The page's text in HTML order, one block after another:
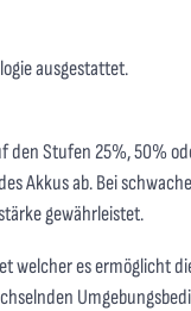
ausgestattet.
Stufen 25%, 50%
Akkus ab. Bei
gewährleistet.
es ermöglicht